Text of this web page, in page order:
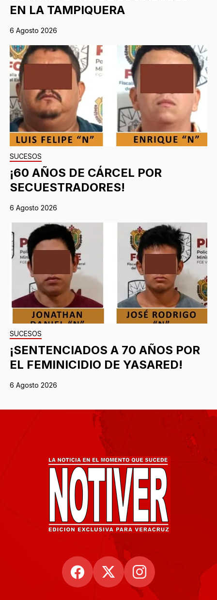
EN LA TAMPIQUERA
6 Agosto 2026
SUCESOS
¡60 AÑOS DE CÁRCEL POR
SECUESTRADORES!
6 Agosto 2026
SUCESOS
¡SENTENCIADOS A 70 AÑOS POR
EL FEMINICIDIO DE YASARED!
6 Agosto 2026